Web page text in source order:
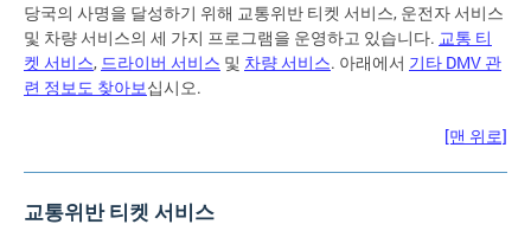
당국의 사명을 달성하기 위해 교통위반 티켓 서비스, 운전자 서비스
및 차량 서비스의 세 가지 프로그램을 운영하고 있습니다. 교통 티
켓 서비스, 드라이버 서비스 및 차량 서비스. 아래에서 기타 DMV 관
련 정보도 찾아보십시오.
[맨 위로]
교통위반 티켓 서비스